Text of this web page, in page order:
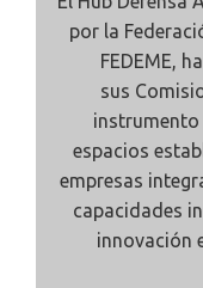
por la
FEDEME,
sus
espacios
empresas
capacidades
innovación